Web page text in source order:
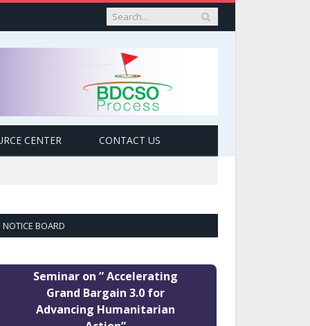
CENTER CONTACT US
NOTICE BOARD
Seminar on ” Accelerating
Grand Bargain 3.0 for
Advancing Humanitarian